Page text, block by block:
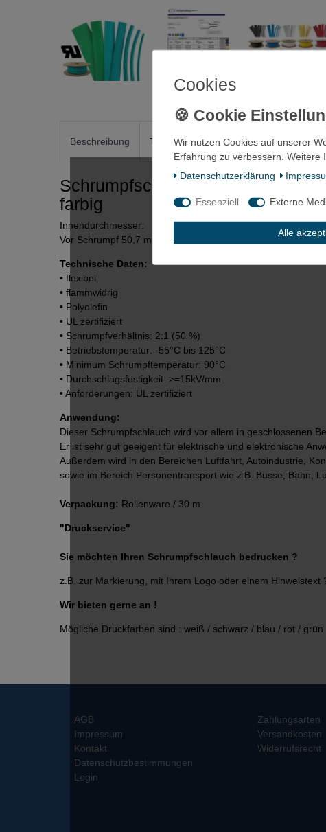
Beschreibung Technische Daten Weitere Details
Schrumpfschlauch 50,7mm 2:1
farbig
Innendurchmesser:
Vor Schrumpf 50,7 mm / Nach Schrumpf 25,0 mm /
Technische Daten:
• flexibel
• flammwidrig
• Polyolefin
• UL zertifiziert
• Schrumpfverhältnis: 2:1 (50 %)
• Betriebstemperatur: -55°C bis 125°C
• Minimum Schrumpftemperatur: 90°C
• Durchschlagsfestigkeit: >=15kV/mm
• Anforderungen: UL zertifiziert
Anwendung:
Dieser Schrumpfschlauch wird vor allem in geschlossenen
Er ist sehr gut geeigent für elektrische und elektronische
Außerdem wird in den Bereichen Luftfahrt, Autoindustrie,
sowie im Bereich Personentransport wie z.B. Busse, Bahn,
Verpackung: Rollenware / 30 m
"Druckservice"
Sie möchten Ihren Schrumpfschlauch bedrucken ?
z.B. zur Markierung, mit Ihrem Logo oder einem Hinweistext
Wir bieten gerne an !
Mögliche Druckfarben sind : weiß / schwarz / blau / rot / grün
AGB
Impressum
Kontakt
Datenschutzbestimmungen
Login
Zahlungsarten
Versandkosten
Widerrufsrecht
Cookies
Wir nutzen Cookies auf unserer
Erfahrung zu verbessern. Weitere
Daten­schutz­erklärung
Essenziell Externe
Alle